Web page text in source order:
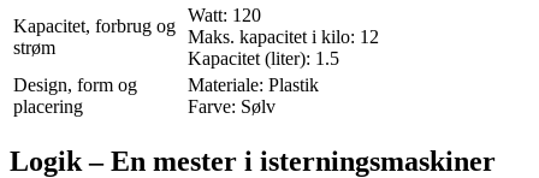
Kapacitet, forbrug og
strøm
Watt: 120
Maks. kapacitet i kilo: 12
Kapacitet (liter): 1.5
Design, form og
placering
Materiale: Plastik
Farve: Sølv
Logik – En mester i isterningsmaskiner